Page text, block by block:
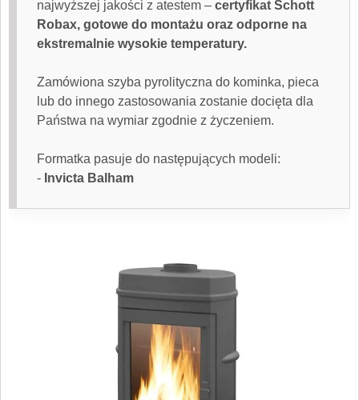
najwyższej jakości z atestem – certyfikat Schott
Robax, gotowe do montażu oraz odporne na
ekstremalnie wysokie temperatury.
Zamówiona szyba pyrolityczna do kominka, pieca
lub do innego zastosowania zostanie docięta dla
Państwa na wymiar zgodnie z życzeniem.
Formatka pasuje do następujących modeli:
- Invicta Balham